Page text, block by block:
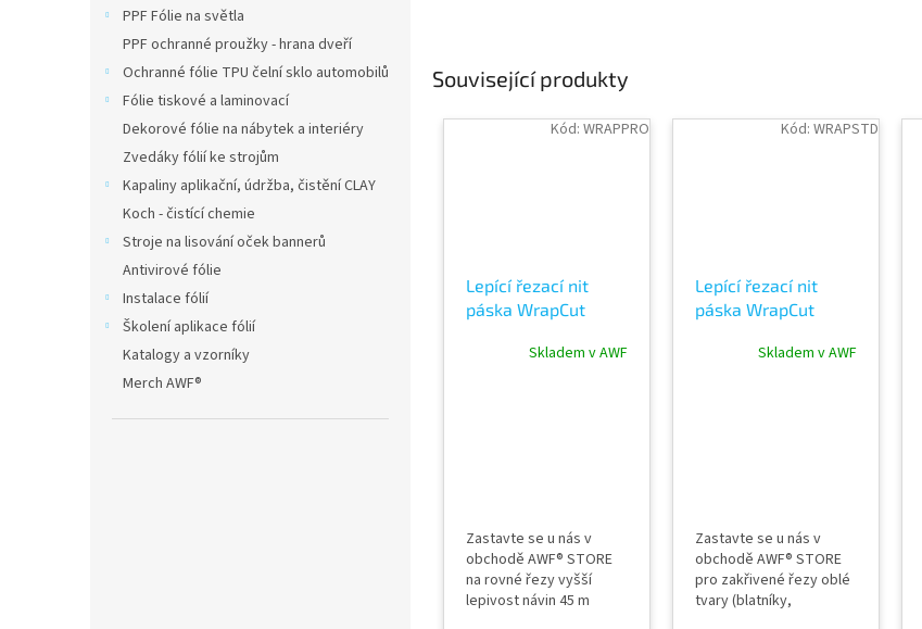
PPF Fólie na světla
PPF ochranné proužky - hrana dveří
Ochranné fólie TPU čelní sklo automobilů
Fólie tiskové a laminovací
Dekorové fólie na nábytek a interiéry
Zvedáky fólií ke strojům
Kapaliny aplikační, údržba, čistění CLAY
Koch - čistící chemie
Stroje na lisování oček bannerů
Antivirové fólie
Instalace fólií
Školení aplikace fólií
Katalogy a vzorníky
Merch AWF®
Související produkty
Lepící řezací nit
páska WrapCut
Skladem v AWF
Zastavte se u nás v
obchodě AWF® STORE
na rovné řezy vyšší
lepivost návin 45 m
Kód: WRAPPRO
Lepící řezací nit
páska WrapCut
Skladem v AWF
Zastavte se u nás v
obchodě AWF® STORE
pro zakřivené řezy oblé
tvary (blatníky,
Kód: WRAPSTD